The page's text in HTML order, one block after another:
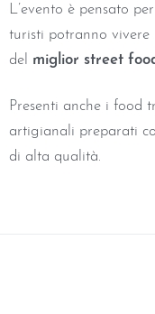
L’evento è pensato
turisti potranno vivere
del miglior street
Presenti anche i food
artigianali preparati
di alta qualità.